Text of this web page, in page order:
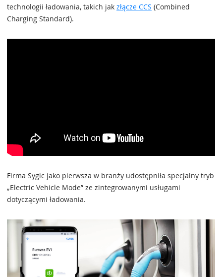
technologii ładowania, takich jak złącze CCS (Combined
Charging Standard).
Firma Sygic jako pierwsza w branży udostępniła specjalny tryb
„Electric Vehicle Mode” ze zintegrowanymi usługami
dotyczącymi ładowania.